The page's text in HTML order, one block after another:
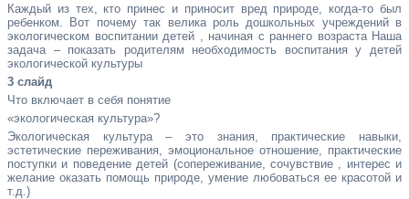
Каждый из тех, кто принес и приносит вред природе, когда-то был
ребенком. Вот почему так велика роль дошкольных учреждений в
экологическом воспитании детей , начиная с раннего возраста Наша
задача – показать родителям необходимость воспитания у детей
экологической культуры
3 слайд
Что включает в себя понятие
«экологическая культура»?
Экологическая культура – это знания, практические навыки,
эстетические переживания, эмоциональное отношение, практические
поступки и поведение детей (сопереживание, сочувствие , интерес и
желание оказать помощь природе, умение любоваться ее красотой и
т.д.)